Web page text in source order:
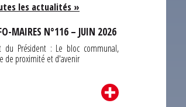
les actualités »
MAIRES N°116 – JUIN 2026
du Président : Le bloc communal,
de proximité et d'avenir